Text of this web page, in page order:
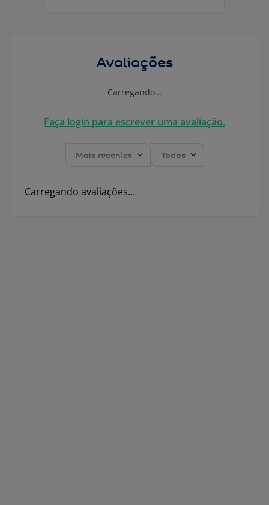
Avaliações
Carregando…
Faça login para escrever uma avaliação.
Mais recentes Todos
Carregando avaliações…